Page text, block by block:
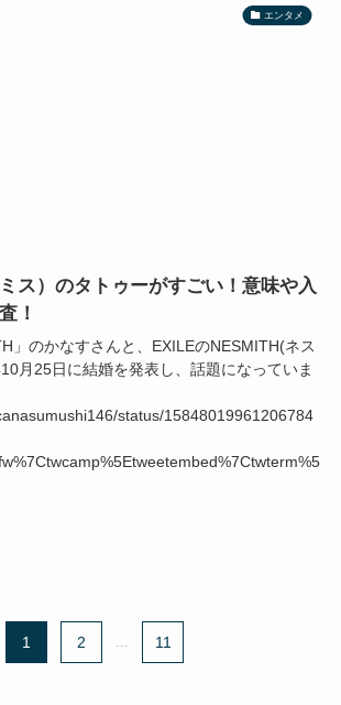
エンタメ
ス）のタトゥーがすごい！意味や入
！
」のかなすさんと、EXILEのNESMITH(ネス
月25日に結婚を発表し、話題になっていま
status/15848019961206784
1 2 ... 11